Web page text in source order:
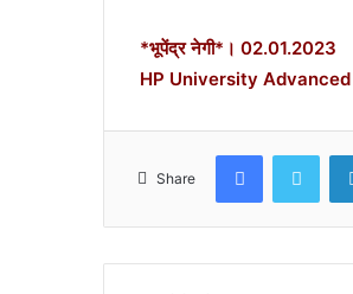
*भूपेंद्र नेगी*। 02.01.2023
HP University Advanced
Share
Facebook